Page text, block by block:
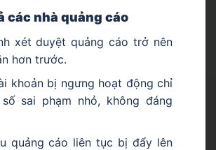
các nhà quảng cáo
xét duyệt quảng cáo trở nên
hơn trước.
khoản bị ngưng hoạt động chỉ
sai phạm nhỏ, không đáng
quảng cáo liên tục bị đẩy lên